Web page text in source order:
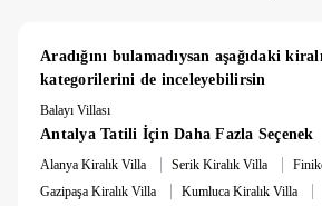
Aradığını bulamadıysan aşağıdaki
kategorilerini de inceleyebilirsin
Balayı Villası
Antalya Tatili İçin Daha Fazla Seçenek
Alanya Kiralık Villa | Serik Kiralık Villa |
Gazipaşa Kiralık Villa | Kumluca Kiralık Villa |